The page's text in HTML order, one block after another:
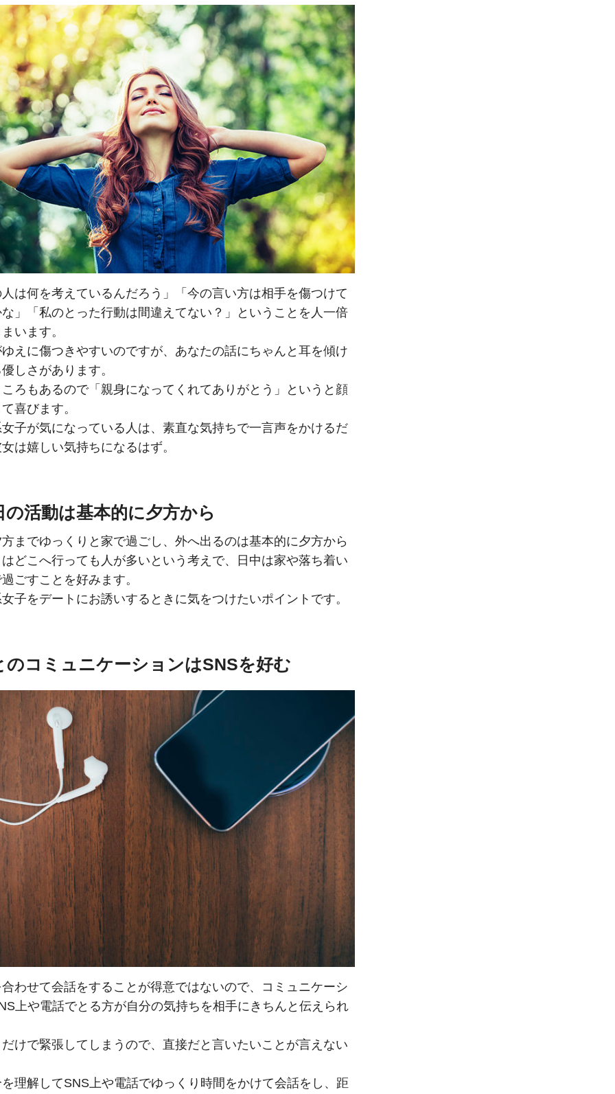
は何を考えているんだろう」「今の言い方は相手を傷つけて
」「私のとった行動は間違えてない？」ということを人一倍
います。
えに傷つきやすいのですが、あなたの話にちゃんと耳を傾け
しさがあります。
ろもあるので「親身になってくれてありがとう」というと顔
喜びます。
子が気になっている人は、素直な気持ちで一言声をかけるだ
は嬉しい気持ちになるはず。
の活動は基本的に夕方から
までゆっくりと家で過ごし、外へ出るのは基本的に夕方から
どこへ行っても人が多いという考えで、日中は家や落ち着い
ごすことを好みます。
子をデートにお誘いするときに気をつけたいポイントです。
のコミュニケーションはSNSを好む
わせて会話をすることが得意ではないので、コミュニケーシ
上や電話でとる方が自分の気持ちを相手にきちんと伝えられ
けで緊張してしまうので、直接だと言いたいことが言えない
理解してSNS上や電話でゆっくり時間をかけて会話をし、距